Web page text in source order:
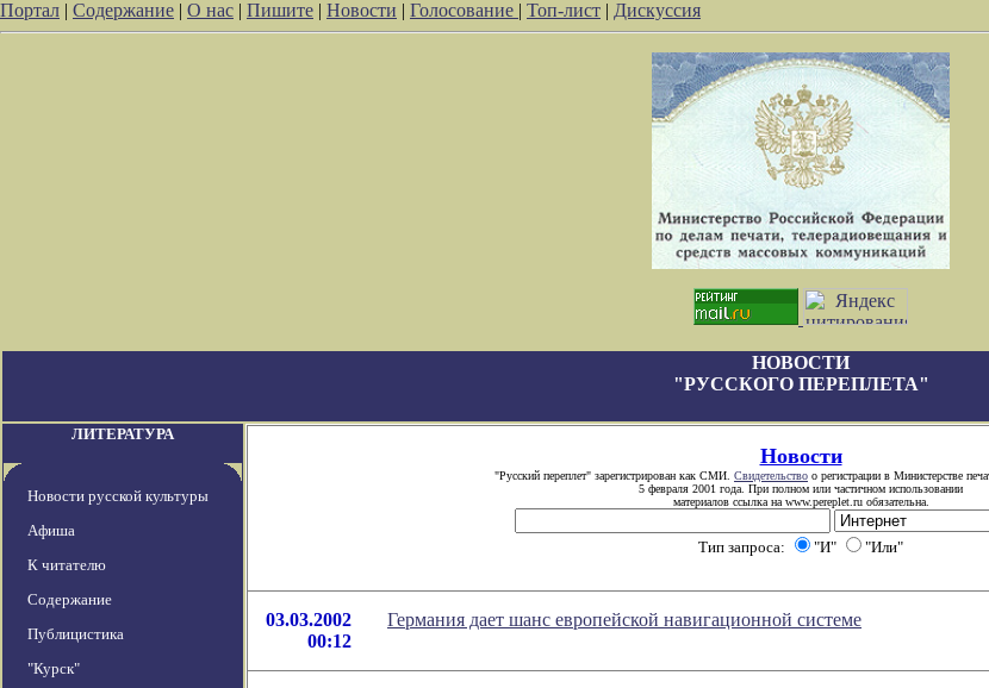
Портал | Содержание | О нас | Пишите | Новости | Голосование | Топ-лист | Дискуссия
НОВОСТИ
"РУССКОГО ПЕРЕПЛЕТА"
ЛИТЕРАТУРА
Новости русской культуры
Афиша
К читателю
Содержание
Публицистика
"Курск"
Новости
"Русский переплет" зарегистрирован как СМИ. Свидетельство о регистрации в Министерстве
5 февраля 2001 года. При полном или частичном использовании
материалов ссылка на www.pereplet.ru обязательна.
Тип запроса: "И" "Или"
03.03.2002
00:12
Германия дает шанс европейской навигационной системе